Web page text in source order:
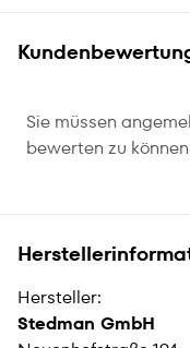
Sie müssen
bewerten zu
Hersteller:
Stedman GmbH